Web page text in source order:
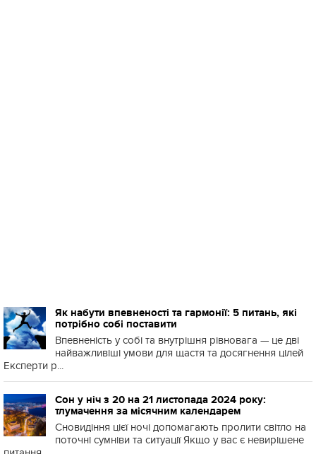
Як набути впевненості та гармонії: 5 питань, які
потрібно собі поставити
Впевненість у собі та внутрішня рівновага — це дві
найважливіші умови для щастя та досягнення цілей
Експерти р...
Сон у ніч з 20 на 21 листопада 2024 року:
тлумачення за місячним календарем
Сновидіння цієї ночі допомагають пролити світло на
поточні сумніви та ситуації Якщо у вас є невирішене